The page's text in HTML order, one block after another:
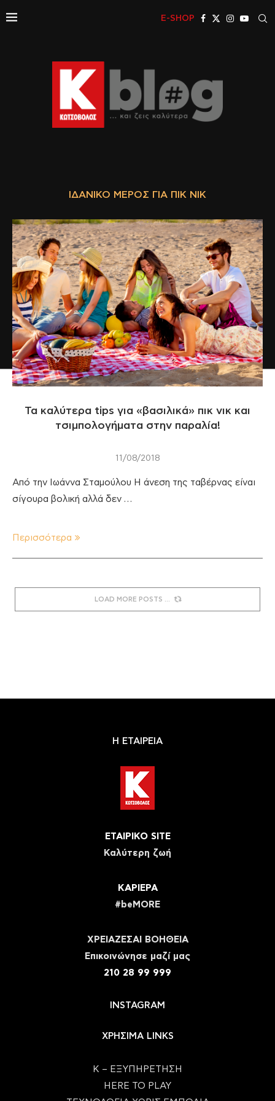
E-SHOP
ΙΔΑΝΙΚΌ ΜΈΡΟΣ ΓΙΑ ΠΙΚ ΝΙΚ
Τα καλύτερα tips για «βασιλικά» πικ νικ και
τσιμπολογήματα στην παραλία!
11/08/2018
Από την Ιωάννα Σταμούλου Η άνεση της ταβέρνας είναι
σίγουρα βολική αλλά δεν …
Περισσότερα
LOAD MORE POSTS
Η ΕΤΑΙΡΕΙΑ
ΕΤΑΙΡΙΚΟ SITE
Καλύτερη ζωή
ΚΑΡΙΕΡΑ
#beMORE
ΧΡΕΙΑΖΕΣΑΙ ΒΟΗΘΕΙΑ
Eπικοινώνησε μαζί μας
210 28 99 999
INSTAGRAM
ΧΡΗΣΙΜΑ LINKS
Κ – ΕΞΥΠΗΡΕΤΗΣΗ
HERE TO PLAY